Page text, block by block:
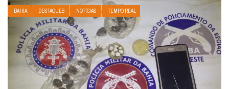
BAHIA DESTAQUES NOTÍCIAS TEMPO REAL